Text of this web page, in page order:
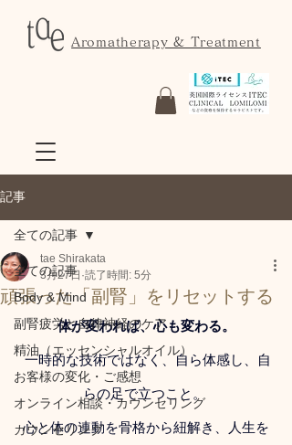
Aromatherapy & Treatment
記事
全ての記事
Body & Mind
副腎疲労と自律神経のケア
精油（エッセンシャルオイル）
お客様の変化・ご感想
オンライン相談・カウンセリング
カウンセリング
全ての記事
頑張った「副腎」をリセットする
tae Shirakata
3月27日 読了時間: 5分
体が変われば、心も変わる。
一時的な技術ではなく、自ら体感し、自
らの足で立つこと。
心と体の連動を骨格から紐解き、人生を